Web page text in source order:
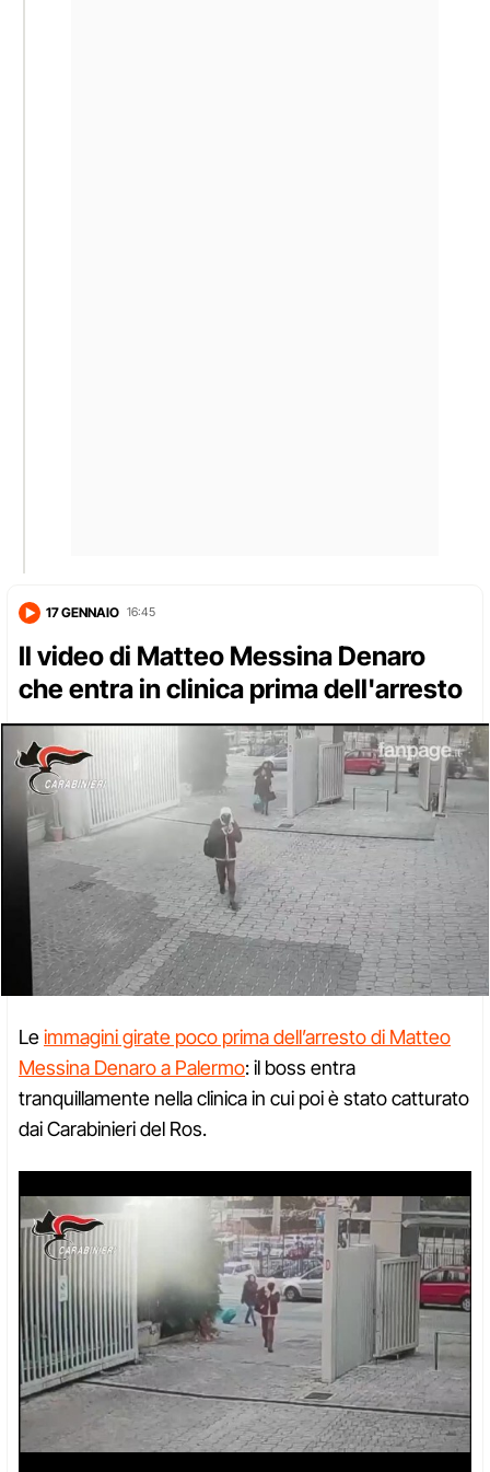
17 GENNAIO 16:45
Il video di Matteo Messina Denaro
che entra in clinica prima dell'arresto
Leimmagini girate poco prima dell’arresto di Matteo
Messina Denaro a Palermo: il boss entra
tranquillamente nella clinica in cui poi è stato catturato
dai Carabinieri del Ros.